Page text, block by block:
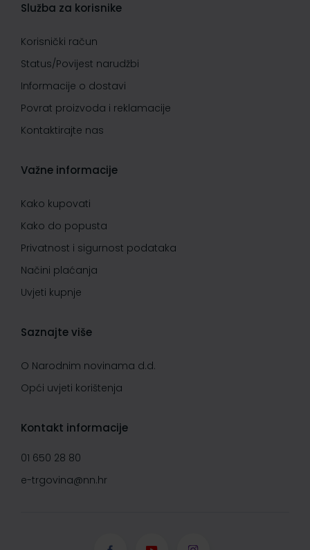
Služba za korisnike
Korisnički račun
Status/Povijest narudžbi
Informacije o dostavi
Povrat proizvoda i reklamacije
Kontaktirajte nas
Važne informacije
Kako kupovati
Kako do popusta
Privatnost i sigurnost podataka
Načini plaćanja
Uvjeti kupnje
Saznajte više
O Narodnim novinama d.d.
Opći uvjeti korištenja
Kontakt informacije
01 650 28 80
e-trgovina@nn.hr